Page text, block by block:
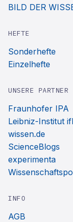
BILD DER
HEFTE
Sonderhefte
Einzelhefte
UNSERE PARTNER
Fraunhofer IPA
Leibniz-Institut ifl
wissen.de
ScienceBlogs
experimenta
INFO
AGB